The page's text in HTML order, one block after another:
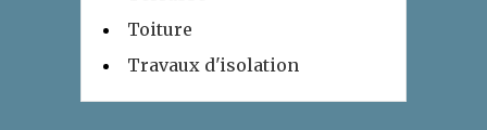
Toiture
Travaux d'isolation